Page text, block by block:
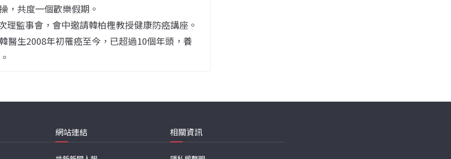
，共度一個歡樂假期。
監事會，會中邀請韓柏檉教授健康防癌講座。
醫生2008年初罹癌至今，已超過10個年頭，養
網站連結 相關資訊